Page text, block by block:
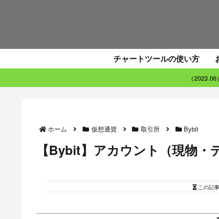
チャートツールの使い方
（
ホーム 仮想通貨 取引所 Bybit
【Bybit】アカウント（現物
この記